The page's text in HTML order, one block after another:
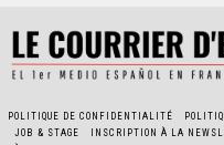
POLITIQUE DE CONFIDENTIALITÉ
JOB & STAGE
INSCRIPTION À LA